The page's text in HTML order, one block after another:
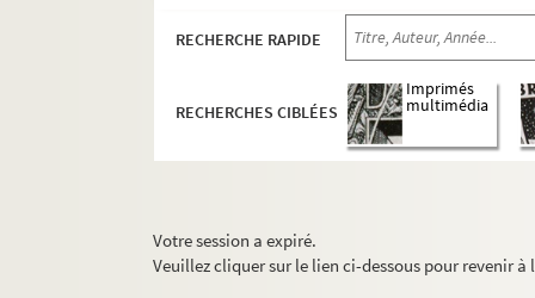
RECHERCHE RAPIDE
RECHERCHES CIBLÉES
Imprimés
multimédia
Votre session a expiré.
Veuillez cliquer sur le lien ci-dessous pour revenir